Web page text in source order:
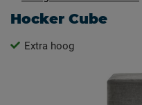
Hocker Cube
Extra hoog